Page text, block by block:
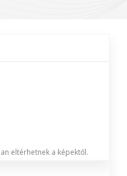
eltérhetnek a képektől.